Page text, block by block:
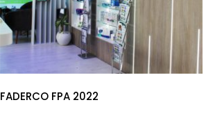
FADERCO FPA 2022